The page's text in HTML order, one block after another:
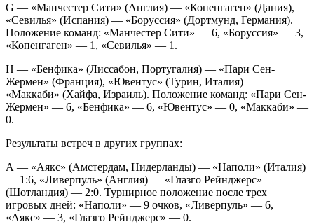
G — «Манчестер Сити» (Англия) — «Копенгаген» (Дания),
«Севилья» (Испания) — «Боруссия» (Дортмунд, Германия).
Положение команд: «Манчестер Сити» — 6, «Боруссия» — 3,
«Копенгаген» — 1, «Севилья» — 1.
Н — «Бенфика» (Лиссабон, Португалия) — «Пари Сен-
Жермен» (Франция), «Ювентус» (Турин, Италия) —
«Маккаби» (Хайфа, Израиль). Положение команд: «Пари Сен-
Жермен» — 6, «Бенфика» — 6, «Ювентус» — 0, «Маккаби» —
0.
Результаты встреч в других группах:
А — «Аякс» (Амстердам, Нидерланды) — «Наполи» (Италия)
— 1:6, «Ливерпуль» (Англия) — «Глазго Рейнджерс»
(Шотландия) — 2:0. Турнирное положение после трех
игровых дней: «Наполи» — 9 очков, «Ливерпуль» — 6,
«Аякс» — 3, «Глазго Рейнджерс» — 0.